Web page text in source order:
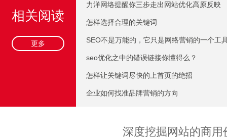
相关阅读
更多
力洋网络提醒你三步走出网站优化高原反映
怎样选择合理的关键词
SEO不是万能的，它只是网络营销的一个工
seo优化之中的错误链接你懂得么？
怎样让关键词尽快的上首页的绝招
企业如何找准品牌营销的方向
深度挖掘网站的商